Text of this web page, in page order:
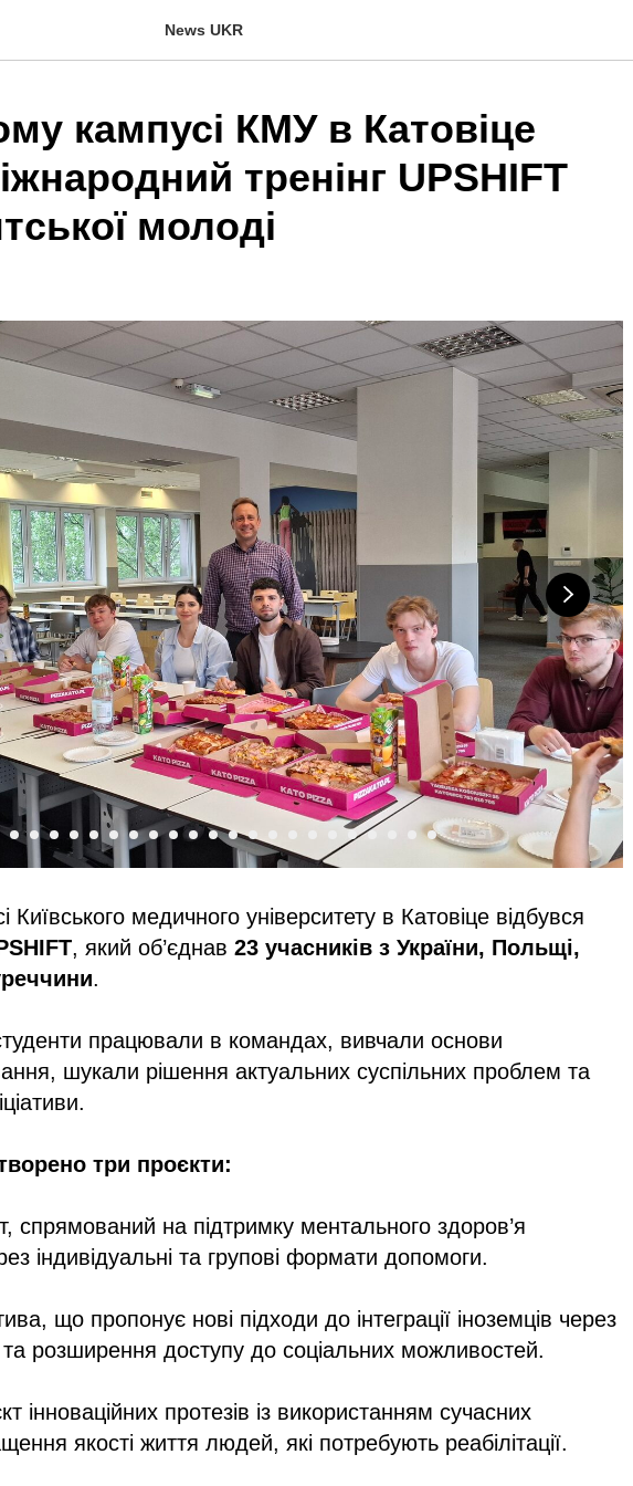
News UKR
кампусі КМУ в Катовіце
тренінг UPSHIFT
молоді
медичного університету в Катовіце відбувся
, який об’єднав 23 учасників з України, Польщі,
.
працювали в командах, вивчали основи
шукали рішення актуальних суспільних проблем та
три проєкти:
спрямований на підтримку ментального здоров’я
індивідуальні та групові формати допомоги.
що пропонує нові підходи до інтеграції іноземців через
та розширення доступу до соціальних можливостей.
інноваційних протезів із використанням сучасних
якості життя людей, які потребують реабілітації.